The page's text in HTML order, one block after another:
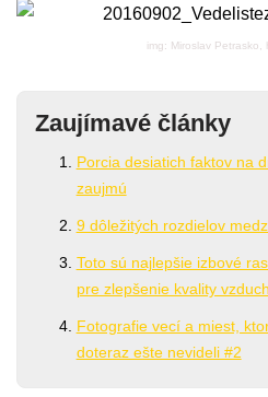
img: Miroslav Petrasko,
Zaujímavé články
Porcia desiatich faktov na
zaujmú
9 dôležitých rozdielov
Toto sú najlepšie izbové
pre zlepšenie kvality
Fotografie vecí a miest,
doteraz ešte nevideli #2